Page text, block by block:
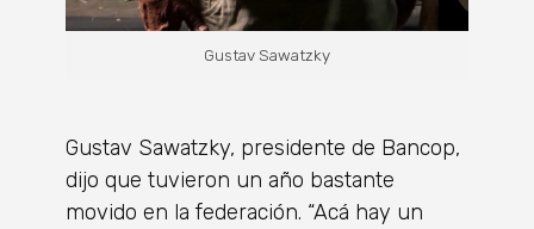
Gustav Sawatzky
Gustav Sawatzky, presidente de Bancop,
dijo que tuvieron un año bastante
movido en la federación. “Acá hay un